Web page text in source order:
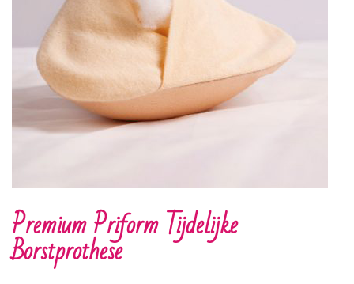
Premium Priform Tijdelijke
Borstprothese